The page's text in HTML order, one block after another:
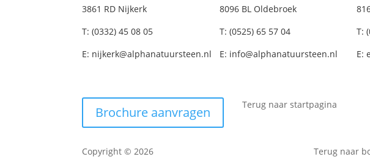
3861 RD Nijkerk
T:(0332) 45 08 05
E: nijkerk@alphanatuursteen.nl
8096 BL Oldebroek
T: (0525) 65 57 04
E: info@alphanatuursteen.nl
T:
E:
Brochure aanvragen Terug naar startpagina
Copyright © 2026 Terug naar